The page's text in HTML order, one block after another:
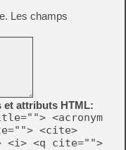
Les champs
et attributs HTML:
<acronym
<cite>
<i> <q cite="">